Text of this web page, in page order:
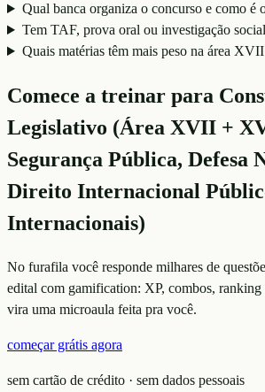
Qual banca organiza o concurso e como é
Tem TAF, prova oral ou investigação
Quais matérias têm mais peso na área
Comece a treinar para
Legislativo (Área XVII +
Segurança Pública, Defesa
Direito Internacional
Internacionais)
No furafila você responde milhares de
edital com gamification: XP, combos, ranking
vira uma microaula feita pra você.
começar grátis agora
sem cartão de crédito · sem dados pessoais